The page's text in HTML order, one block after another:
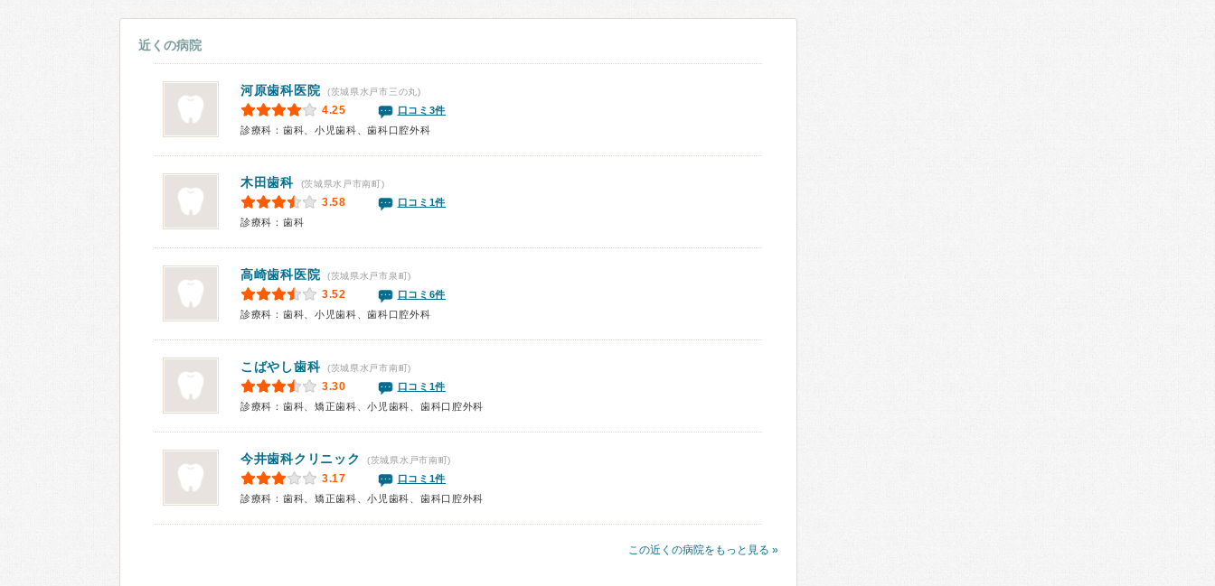
近くの病院
河原歯科医院 (茨城県水戸市三の丸)
4.25
口コミ3件
診療科：歯科、小児歯科、歯科口腔外科
木田歯科 (茨城県水戸市南町)
3.58
口コミ1件
診療科：歯科
高崎歯科医院 (茨城県水戸市泉町)
3.52
口コミ6件
診療科：歯科、小児歯科、歯科口腔外科
こばやし歯科 (茨城県水戸市南町)
3.30
口コミ1件
診療科：歯科、矯正歯科、小児歯科、歯科口腔外科
今井歯科クリニック (茨城県水戸市南町)
3.17
口コミ1件
診療科：歯科、矯正歯科、小児歯科、歯科口腔外科
この近くの病院をもっと見る »